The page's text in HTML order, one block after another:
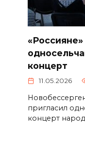
концерт
11.05.2026
пригласил
концерт